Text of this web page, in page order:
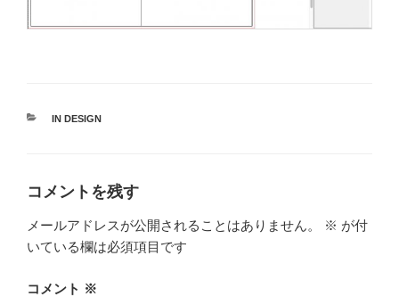
カ
IN DESIGN
コメントを残す
メールアドレスが公開されることはありません。 ※ が付
いている欄は必須項目です
コメント ※